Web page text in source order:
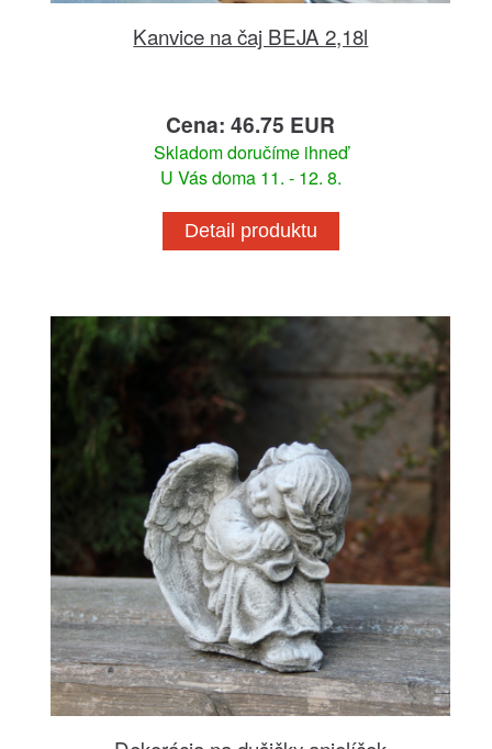
Kanvice na čaj BEJA 2,18l
Cena: 46.75 EUR
Skladom doručíme ihneď
U Vás doma 11. - 12. 8.
Detail produktu